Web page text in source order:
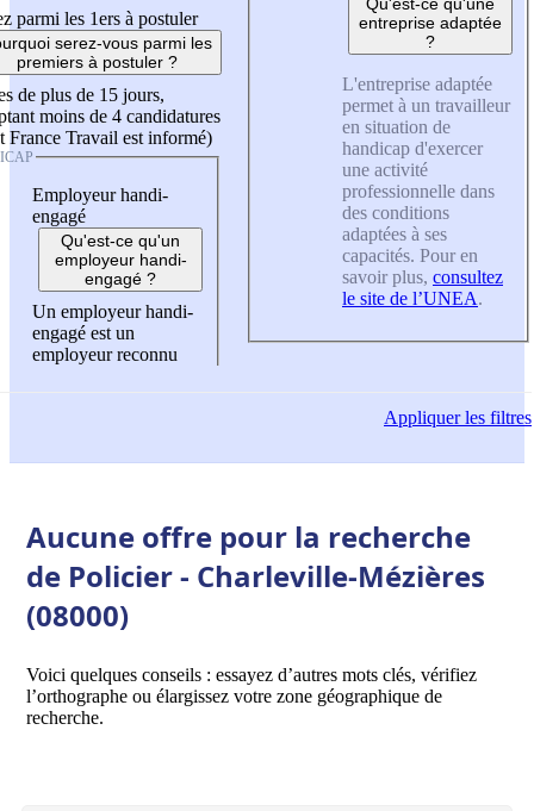
parmi les 1ers à postuler
serez-vous parmi les
premiers à postuler ?
de plus de 15 jours,
moins de 4 candidatures
France Travail est informé)
Employeur handi-
engagé
Qu'est-ce qu'un
employeur handi-
engagé ?
Un employeur handi-
engagé est un
employeur reconnu
entreprise adaptée
?
L'entreprise adaptée
permet à un travailleur
en situation de
handicap d'exercer
une activité
professionnelle dans
des conditions
adaptées à ses
capacités. Pour en
savoir plus, consultez
le site de l’UNEA.
Appliquerles filtres
Aucune offre pour la recherche
de Policier - Charleville-Mézières
(08000)
Voici quelques conseils : essayez d’autres mots clés, vérifiez
l’orthographe ou élargissez votre zone géographique de
recherche.